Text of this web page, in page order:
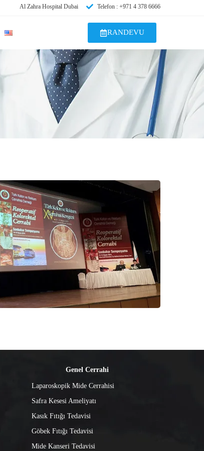
Al Zahra Hospital Dubai Telefon : +971 4 378 6666
RANDEVU
Genel Cerrahi
Laparoskopik Mide Cerrahisi
Safra Kesesi Ameliyatı
Kasık Fıtığı Tedavisi
Göbek Fıtığı Tedavisi
Mide Kanseri Tedavisi